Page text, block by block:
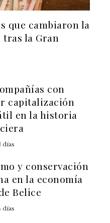
que cambiaron la
la Gran
con
capitalización
en la historia
días
y conservación
en la economía
Belice
días